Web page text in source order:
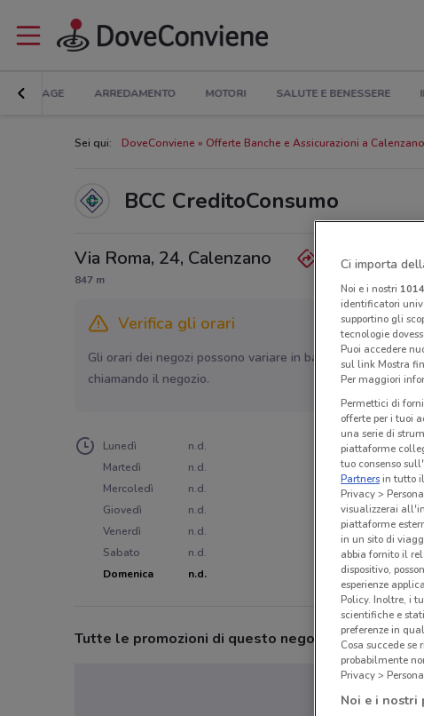
BRICOLAGE ARREDAMENTO MOTORI SALUTE E BENESSERE
Sei qui: DoveConviene Offerte Banche e Assicurazioni a Calenzano
BCC CreditoConsumo
Via Roma, 24, Calenzano
847 m
Verifica gli orari
Gli orari dei negozi possono variare in base agli ultimi
chiamando il negozio.
Lunedì
n.d.
Martedì
n.d.
Mercoledì
n.d.
Giovedì
n.d.
Venerdì
n.d.
Sabato
n.d.
Domenica
n.d.
Tutte le promozioni di questo negozio
Ci importa
Noi e i nostri 1014
identificatori
supportino gli
tecnologie
Puoi accedere
sul link Mostra
Per maggiori
Permettici di
offerte per i tuoi
una serie di
piattaforme
tuo consenso
Partnersin tutto il
Privacy >
visualizzerai
piattaforme
in un sito di
abbia fornito il
dispositivo,
esperienze
Policy. Inoltre, i
scientifiche e
preferenze in
Cosa succede
probabilmente
Privacy >
Noi e i nostri